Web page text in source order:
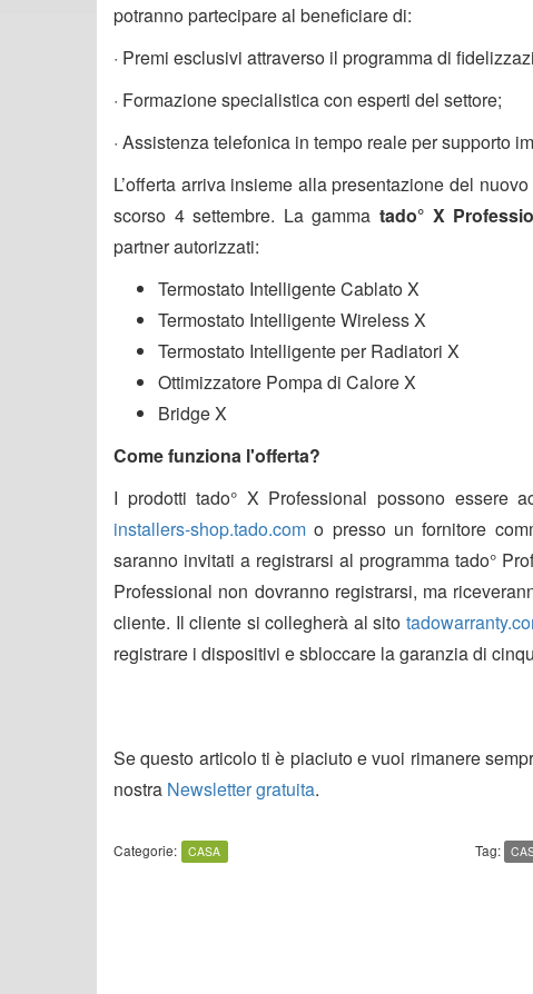
potranno partecipare al beneficiare di:
· Premi esclusivi attraverso il programma di
· Formazione specialistica con esperti del settore;
· Assistenza telefonica in tempo reale per supporto
L’offerta arriva insieme alla presentazione del
scorso 4 settembre. La gamma tado° X
partner autorizzati:
Termostato Intelligente Cablato X
Termostato Intelligente Wireless X
Termostato Intelligente per Radiatori X
Ottimizzatore Pompa di Calore X
Bridge X
Come funziona l'offerta?
I prodotti tado° X Professional possono essere
installers-shop.tado.com o presso un fornitore
saranno invitati a registrarsi al programma tado°
Professional non dovranno registrarsi, ma
cliente. Il cliente si collegherà al sito
registrare i dispositivi e sbloccare la garanzia di
Se questo articolo ti è piaciuto e vuoi rimanere
nostra Newsletter gratuita.
Categorie: CASA Tag: